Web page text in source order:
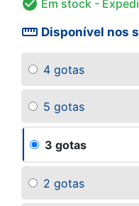
 Em stock -
straighten Disponível nos
4 gotas
5 gotas
3 gotas
2 gotas